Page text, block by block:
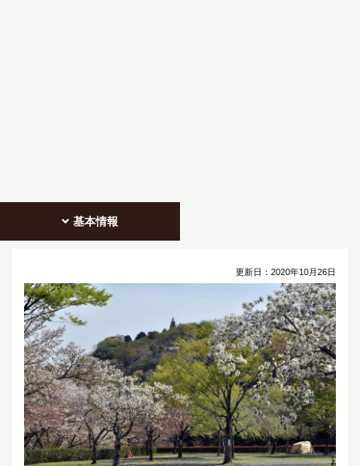
基本情報
更新日： 2020年10月26日